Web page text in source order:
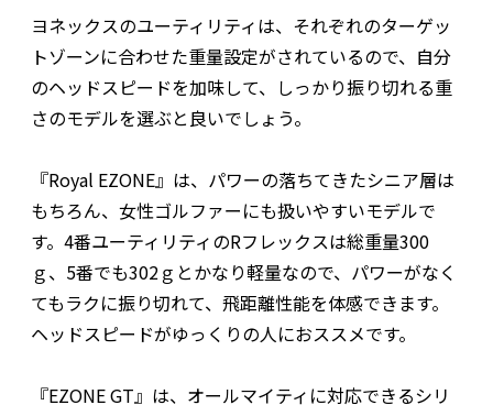
ヨネックスのユーティリティは、それぞれのターゲッ
トゾーンに合わせた重量設定がされているので、自分
のヘッドスピードを加味して、しっかり振り切れる重
さのモデルを選ぶと良いでしょう。
『Royal EZONE』は、パワーの落ちてきたシニア層は
もちろん、女性ゴルファーにも扱いやすいモデルで
す。4番ユーティリティのRフレックスは総重量300
ｇ、5番でも302ｇとかなり軽量なので、パワーがなく
てもラクに振り切れて、飛距離性能を体感できます。
ヘッドスピードがゆっくりの人におススメです。
『EZONE GT』は、オールマイティに対応できるシリ